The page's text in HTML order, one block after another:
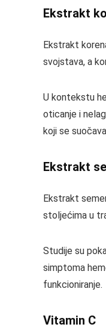
Ekstrakt
Ekstrakt
svojstava, a
U kontekstu
oticanje i
koji se
Ekstrakt
Ekstrakt
stoljećima u
Studije su
simptoma
funkcioniranje.
Vitamin C